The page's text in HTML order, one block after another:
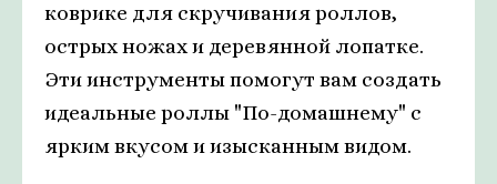
коврике для скручивания роллов,
острых ножах и деревянной лопатке.
Эти инструменты помогут вам создать
идеальные роллы "По-домашнему" с
ярким вкусом и изысканным видом.